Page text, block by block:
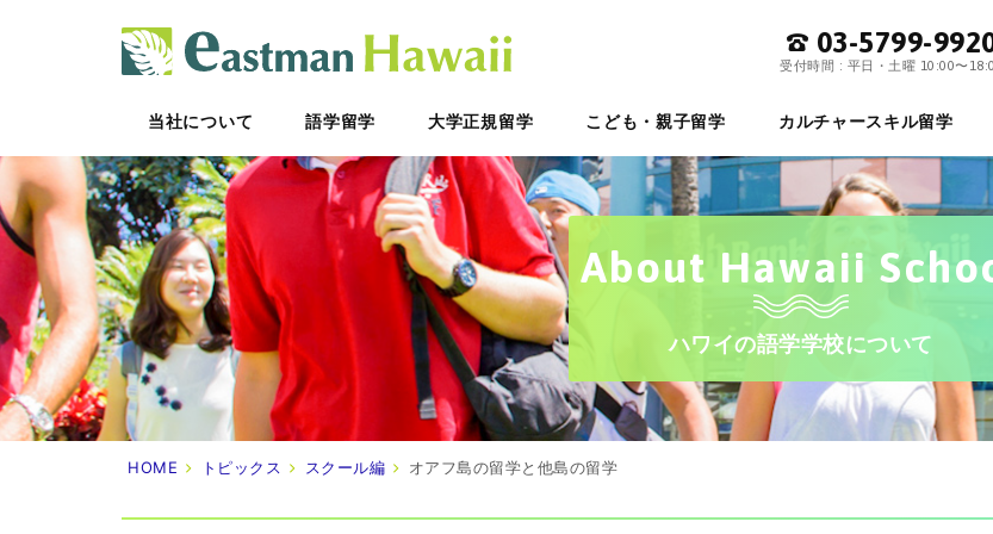
ハワイ留学専門店 イーストマンハワイ03-5799-
受付時間 : 平日・土曜 10:00〜
当社について 語学留学 大学正規留学 こども・親子留学 カルチャースキル留学
About Hawaii
ハワイの語学学校について
HOME トピックス スクール編 オアフ島の留学と他島の留学